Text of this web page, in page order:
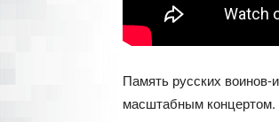
Память русских
масштабным концертом.